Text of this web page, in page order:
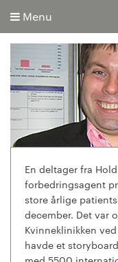
Menu
Avanceret søgning
En deltager fra
forbedringsagent
store årlige
december. Det var
Kvinneklinikken
havde et